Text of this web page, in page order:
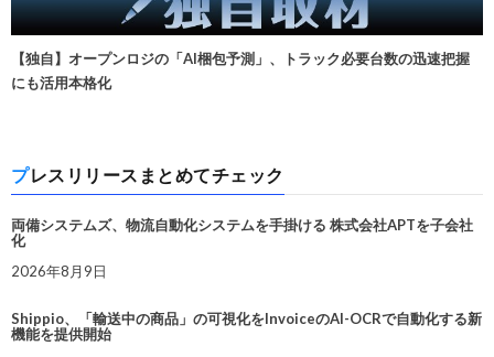
【独自】オープンロジの「AI梱包予測」、トラック必要台数の迅速把握
にも活用本格化
プレスリリースまとめてチェック
両備システムズ、物流自動化システムを手掛ける 株式会社APTを子会社
化
2026年8月9日
Shippio、「輸送中の商品」の可視化をInvoiceのAI-OCRで自動化する新
機能を提供開始